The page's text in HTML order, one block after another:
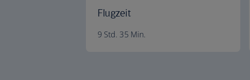
Flugzeit
9 Std. 35 Min.